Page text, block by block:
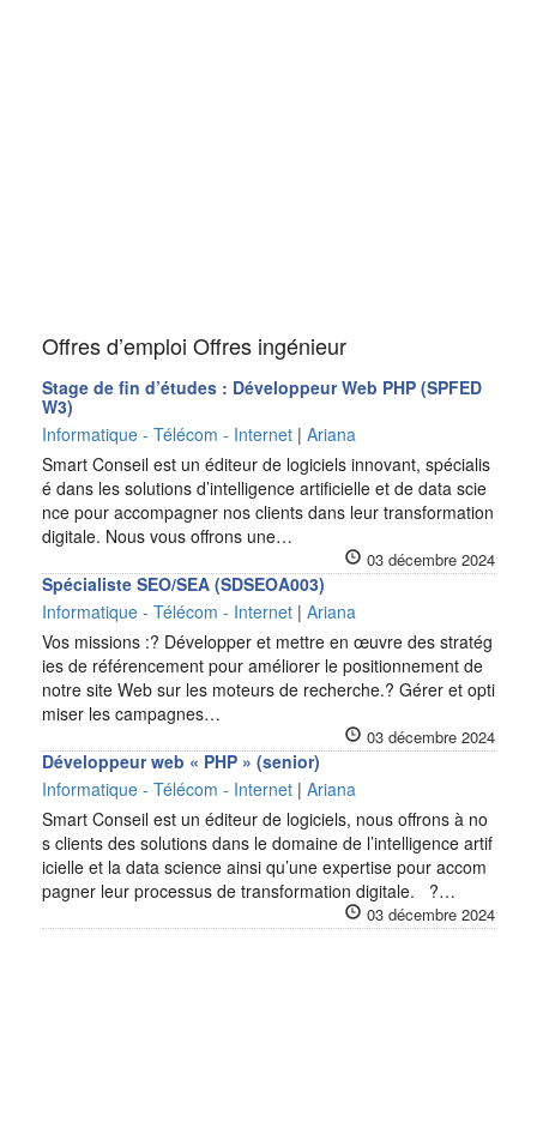
Offres d’emploi Offres ingénieur
Stage de fin d’études : Développeur Web PHP (SPFED
W3)
Informatique - Télécom - Internet | Ariana
Smart Conseil est un éditeur de logiciels innovant, spécialis
é dans les solutions d’intelligence artificielle et de data scie
nce pour accompagner nos clients dans leur transformation
digitale. Nous vous offrons une…
03 décembre 2024
Spécialiste SEO/SEA (SDSEOA003)
Informatique - Télécom - Internet | Ariana
Vos missions :? Développer et mettre en œuvre des stratég
ies de référencement pour améliorer le positionnement de
notre site Web sur les moteurs de recherche.? Gérer et opti
miser les campagnes…
03 décembre 2024
Développeur web « PHP » (senior)
Informatique - Télécom - Internet | Ariana
Smart Conseil est un éditeur de logiciels, nous offrons à no
s clients des solutions dans le domaine de l’intelligence artif
icielle et la data science ainsi qu’une expertise pour accom
pagner leur processus de transformation digitale. ?…
03 décembre 2024